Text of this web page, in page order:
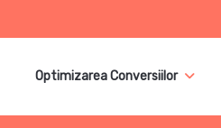
Optimizarea Conversiilor